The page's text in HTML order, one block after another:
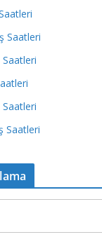
Saatleri
Saatleri
Saatleri